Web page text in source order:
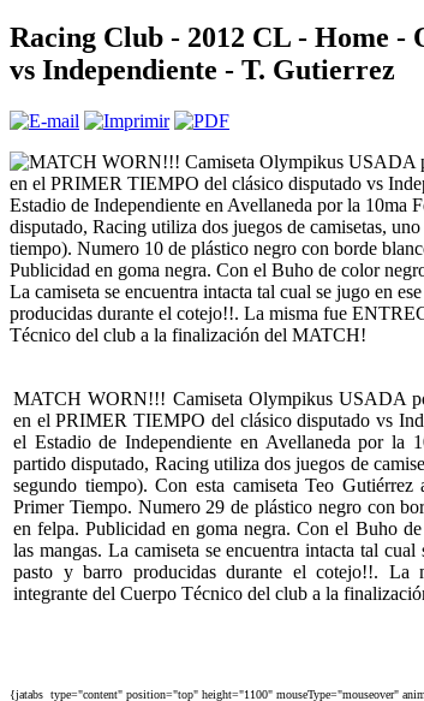
Racing Club - 2012 CL - Home -
vs Independiente - T. Gutierrez
MATCH WORN!!! Camiseta Olympikus USADA
en el PRIMER TIEMPO del clásico disputado vs
el Estadio de Independiente en Avellaneda por la
partido disputado, Racing utiliza dos juegos de
segundo tiempo). Con esta camiseta Teo
Primer Tiempo. Numero 29 de plástico negro con
en felpa. Publicidad en goma negra. Con el Buho
las mangas. La camiseta se encuentra intacta tal
pasto y barro producidas durante el cotejo!!.
integrante del Cuerpo Técnico del club a la
{jatabs type="content" position="top" height="1100" mouseType="mouseover"